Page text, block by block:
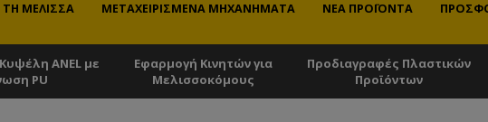
ΜΈΛΙΣΣΑ
ΜΕΤΑΧΕΙΡΙΣΜΈΝΑ ΜΗΧΑΝΉΜΑΤΑ ΝΈΑ ΠΡΟΪΌΝΤΑ
ANEL με
PU
Εφαρμογή Κινητών για
Μελισσοκόμους
Προδιαγραφές Πλαστικών
Προϊόντων